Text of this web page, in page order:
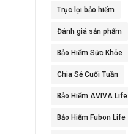
Trục lợi bảo hiểm
Đánh giá sản phẩm
Bảo Hiểm Sức Khỏe
Chia Sẻ Cuối Tuần
Bảo Hiểm AVIVA Life
Bảo Hiểm Fubon Life